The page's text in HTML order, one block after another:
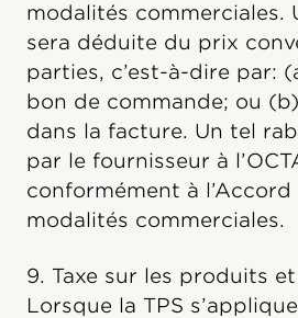
modalités commerciales.
sera déduite du prix
parties, c’est-à-dire par:
bon de commande; ou
dans la facture. Un tel
par le fournisseur à
conformément à l’Accord
modalités commerciales.
9. Taxe sur les produits
Lorsque la TPS